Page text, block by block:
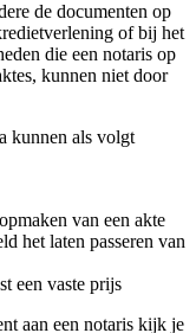
de documenten op
of bij het
die een notaris op
kunnen niet door
kunnen als volgt
van een akte
het laten passeren van
een vaste prijs
aan een notaris kijk je